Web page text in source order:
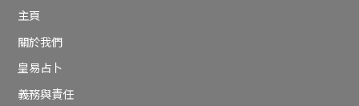
主頁
關於我們
皇易占卜
義務與責任